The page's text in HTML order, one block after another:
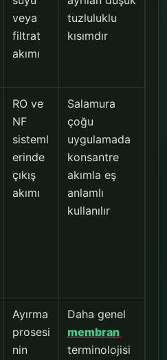
veya
filtrat
akımı
tuzluluklu
kısımdır
RO ve
NF
sisteml
erinde
çıkış
akımı
Salamura
çoğu
uygulamada
konsantre
akımla eş
anlamlı
kullanılır
Ayırma
prosesi
nin
Daha genel
membran
terminolojisi